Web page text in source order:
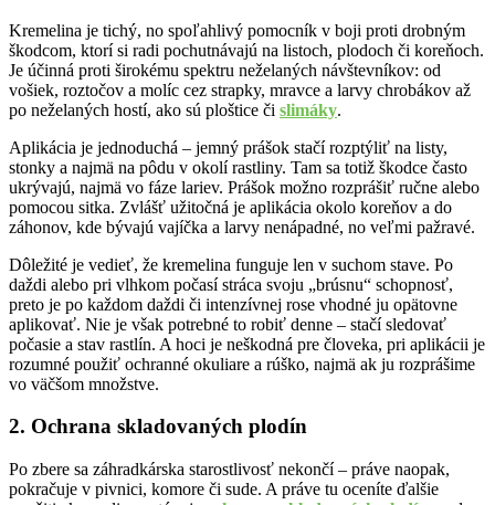
Kremelina je tichý, no spoľahlivý pomocník v boji proti drobným
škodcom, ktorí si radi pochutnávajú na listoch, plodoch či koreňoch.
Je účinná proti širokému spektru neželaných návštevníkov: od
vošiek, roztočov a molíc cez strapky, mravce a larvy chrobákov až
po neželaných hostí, ako sú ploštice či slimáky.
Aplikácia je jednoduchá – jemný prášok stačí rozptýliť na listy,
stonky a najmä na pôdu v okolí rastliny. Tam sa totiž škodce často
ukrývajú, najmä vo fáze lariev. Prášok možno rozprášiť ručne alebo
pomocou sitka. Zvlášť užitočná je aplikácia okolo koreňov a do
záhonov, kde bývajú vajíčka a larvy nenápadné, no veľmi pažravé.
Dôležité je vedieť, že kremelina funguje len v suchom stave. Po
daždi alebo pri vlhkom počasí stráca svoju „brúsnu“ schopnosť,
preto je po každom daždi či intenzívnej rose vhodné ju opätovne
aplikovať. Nie je však potrebné to robiť denne – stačí sledovať
počasie a stav rastlín. A hoci je neškodná pre človeka, pri aplikácii je
rozumné použiť ochranné okuliare a rúško, najmä ak ju rozprášime
vo väčšom množstve.
2. Ochrana skladovaných plodín
Po zbere sa záhradkárska starostlivosť nekončí – práve naopak,
pokračuje v pivnici, komore či sude. A práve tu oceníte ďalšie